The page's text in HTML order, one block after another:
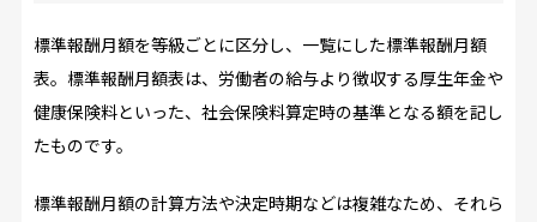
標準報酬月額を等級ごとに区分し、一覧にした標準報酬月額
表。標準報酬月額表は、労働者の給与より徴収する厚生年金や
健康保険料といった、社会保険料算定時の基準となる額を記し
たものです。
標準報酬月額の計算方法や決定時期などは複雑なため、それら